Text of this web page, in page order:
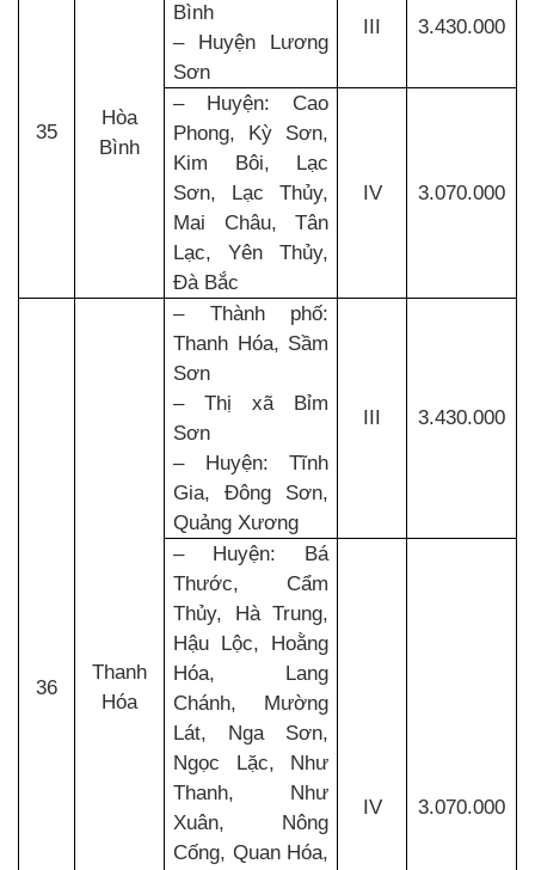
35
Hòa
Bình
Bình
– Huyện Lương
Sơn
3.430.000
– Huyện: Cao
Phong, Kỳ Sơn,
Kim Bôi, Lạc
Sơn, Lạc Thủy,
Mai Châu, Tân
Lạc, Yên Thủy,
Đà Bắc
IV 3.070.000
36
Thanh
Hóa
– Thành phố:
Thanh Hóa, Sầm
Sơn
– Thị xã Bỉm
Sơn
– Huyện: Tĩnh
Gia, Đông Sơn,
Quảng Xương
3.430.000
– Huyện: Bá
Thước, Cẩm
Thủy, Hà Trung,
Hậu Lộc, Hoằng
Hóa, Lang
Chánh, Mường
Lát, Nga Sơn,
Ngọc Lặc, Như
Thanh, Như
Xuân, Nông
Cống, Quan Hóa,
IV 3.070.000